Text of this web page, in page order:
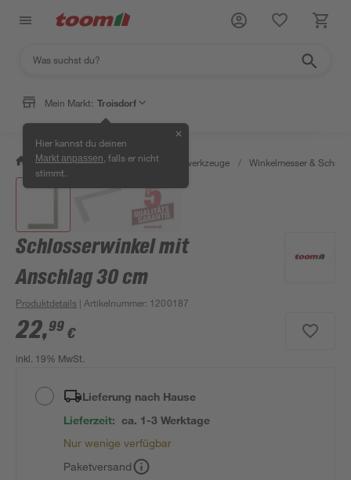
Mein Markt: Troisdorf
Hier kannst du deinen
Markt anpassen , falls er nicht
stimmt.
✕
/ Werkstatt & Maschinen / Messwerkzeuge / Winkelmesser &
Schlosserwinkel mit
Anschlag 30 cm
Produktdetails | Artikelnummer: 1200187
22,99 €
inkl. 19% MwSt.
Lieferung nach Hause
Lieferzeit: ca. 1-3 Werktage
Nur wenige verfügbar
Paketversand